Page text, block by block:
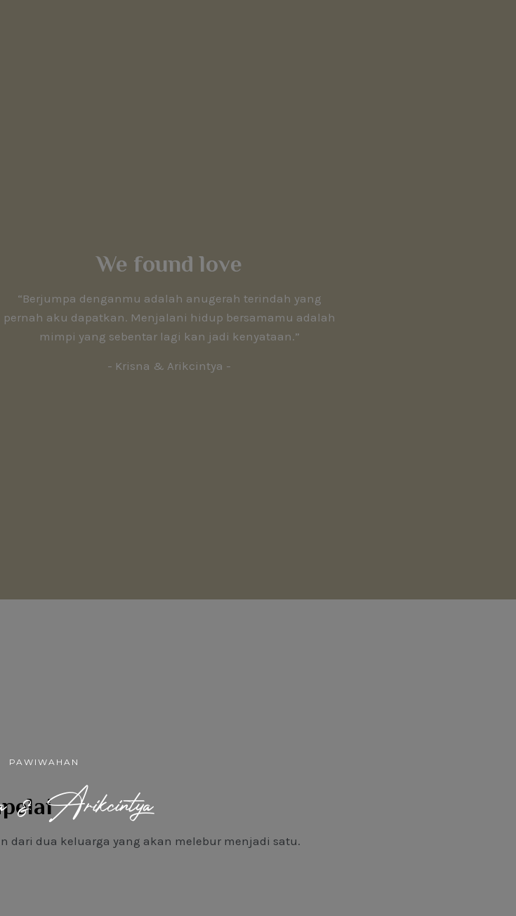
We found love
“Berjumpa denganmu adalah anugerah terindah yang
pernah aku dapatkan. Menjalani hidup bersamamu adalah
mimpi yang sebentar lagi kan jadi kenyataan.”
- Krisna & Arikcintya -
dari dua keluarga yang akan melebur menjadi satu.
& Arikcintya